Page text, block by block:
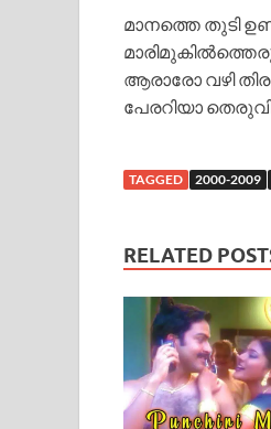
മാനത്തെ തുടി
ആരാരോ വഴി
പേരറിയാ
TAGGED 2000-2009
RELATED